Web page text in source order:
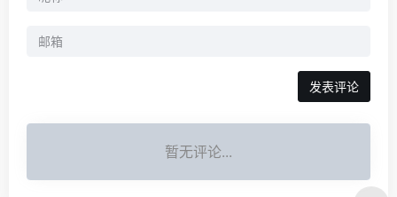
发表评论
暂无评论...